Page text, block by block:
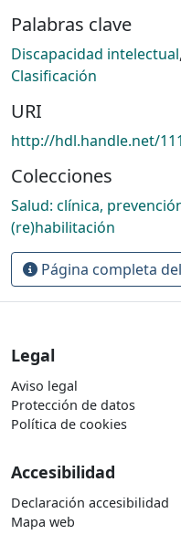
Palabras clave
Discapacidad intelectual,
Clasificación
URI
http://hdl.handle.net/
Colecciones
Salud: clínica,
(re)habilitación
Página completa
Legal
Aviso legal
Protección de datos
Política de cookies
Accesibilidad
Declaración accesibilidad
Mapa web